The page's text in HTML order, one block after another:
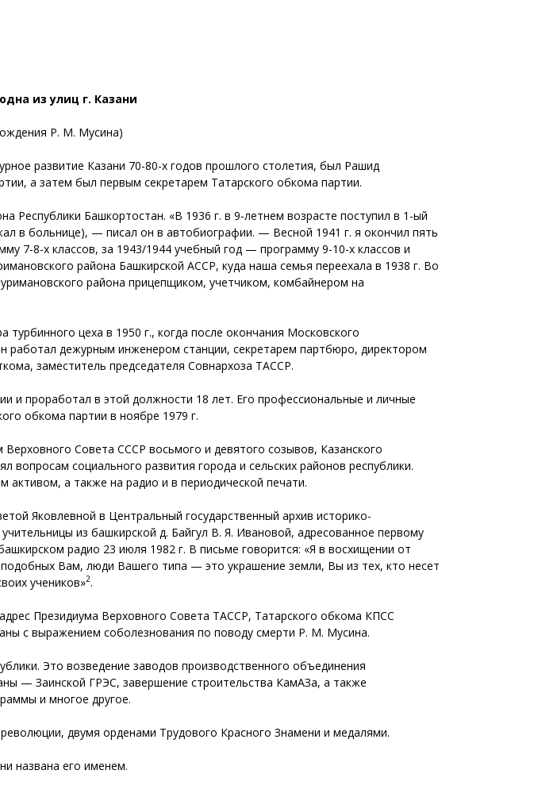
из улиц г. Казани
Р. М. Мусина)
развитие Казани 70-80-х годов прошлого столетия, был Рашид
а затем был первым секретарем Татарского обкома партии.
Республики Башкортостан. «В 1936 г. в 9-летнем возрасте поступил в 1-ый
в больнице), — писал он в автобиографии. — Весной 1941 г. я окончил пять
7-8-х классов, за 1943/1944 учебный год — программу 9-10-х классов и
района Башкирской АССР, куда наша семья переехала в 1938 г. Во
района прицепщиком, учетчиком, комбайнером на
цеха в 1950 г., когда после окончания Московского
работал дежурным инженером станции, секретарем партбюро, директором
заместитель председателя Совнархоза ТАССР.
и проработал в этой должности 18 лет. Его профессиональные и личные
обкома партии в ноябре 1979 г.
Совета СССР восьмого и девятого созывов, Казанского
вопросам социального развития города и сельских районов республики.
активом, а также на радио и в периодической печати.
Яковлевной в Центральный государственный архив историко-
из башкирской д. Байгул В. Я. Ивановой, адресованное первому
радио 23 июля 1982 г. В письме говорится: «Я в восхищении от
Вам, люди Вашего типа — это украшение земли, Вы из тех, кто несет
учеников»2.
Президиума Верховного Совета ТАССР, Татарского обкома КПСС
с выражением соболезнования по поводу смерти Р. М. Мусина.
Это возведение заводов производственного объединения
— Заинской ГРЭС, завершение строительства КамАЗа, а также
и многое другое.
двумя орденами Трудового Красного Знамени и медалями.
названа его именем.